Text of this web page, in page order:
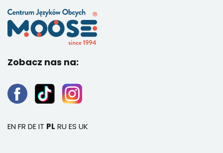
Zobacz nas na:
EN FR DEIT PL RU ES UK